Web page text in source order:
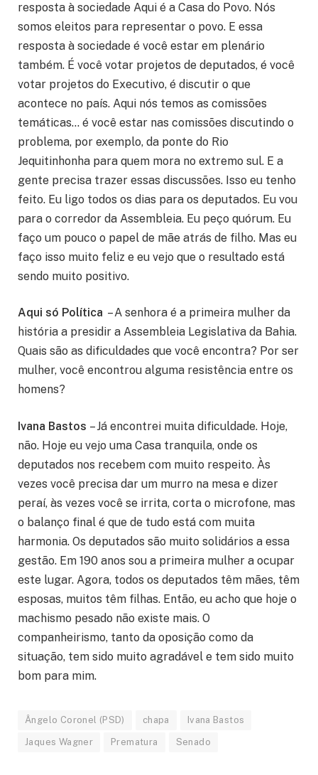
resposta à sociedade Aqui é a Casa do Povo. Nós
somos eleitos para representar o povo. E essa
resposta à sociedade é você estar em plenário
também. É você votar projetos de deputados, é você
votar projetos do Executivo, é discutir o que
acontece no país. Aqui nós temos as comissões
temáticas… é você estar nas comissões discutindo o
problema, por exemplo, da ponte do Rio
Jequitinhonha para quem mora no extremo sul. E a
gente precisa trazer essas discussões. Isso eu tenho
feito. Eu ligo todos os dias para os deputados. Eu vou
para o corredor da Assembleia. Eu peço quórum. Eu
faço um pouco o papel de mãe atrás de filho. Mas eu
faço isso muito feliz e eu vejo que o resultado está
sendo muito positivo.
Aqui só Política – A senhora é a primeira mulher da
história a presidir a Assembleia Legislativa da Bahia.
Quais são as dificuldades que você encontra? Por ser
mulher, você encontrou alguma resistência entre os
homens?
Ivana Bastos – Já encontrei muita dificuldade. Hoje,
não. Hoje eu vejo uma Casa tranquila, onde os
deputados nos recebem com muito respeito. Às
vezes você precisa dar um murro na mesa e dizer
peraí, às vezes você se irrita, corta o microfone, mas
o balanço final é que de tudo está com muita
harmonia. Os deputados são muito solidários a essa
gestão. Em 190 anos sou a primeira mulher a ocupar
este lugar. Agora, todos os deputados têm mães, têm
esposas, muitos têm filhas. Então, eu acho que hoje o
machismo pesado não existe mais. O
companheirismo, tanto da oposição como da
situação, tem sido muito agradável e tem sido muito
bom para mim.
Ângelo Coronel (PSD) chapa Ivana Bastos
Jaques Wagner Prematura Senado